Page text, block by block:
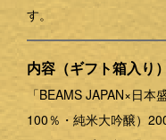
す。
内容（ギフト箱入り）
「BEAMS JAPAN×日
100％・純米大吟醸）